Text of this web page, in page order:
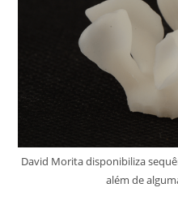
David Morita disponibiliza
além de